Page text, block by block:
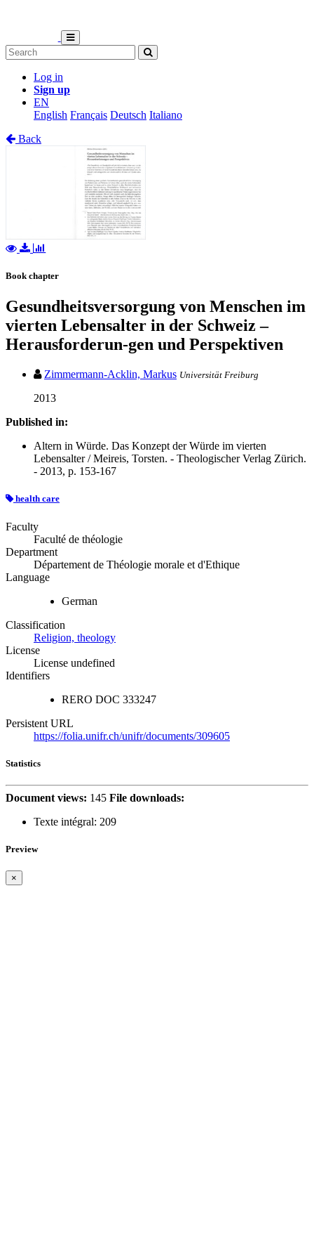
Log in
Sign up
EN
English Français Deutsch Italiano
Back
Book chapter
Gesundheitsversorgung von Menschen im
vierten Lebensalter in der Schweiz –
Herausforderun-gen und Perspektiven
Zimmermann-Acklin, Markus Universität Freiburg
2013
Published in:
Altern in Würde. Das Konzept der Würde im vierten
Lebensalter / Meireis, Torsten. - Theologischer Verlag Zürich.
- 2013, p. 153-167
health care
Faculty
Faculté de théologie
Department
Département de Théologie morale et d'Ethique
Language
German
Classification
Religion, theology
License
License undefined
Identifiers
RERO DOC 333247
Persistent URL
https://folia.unifr.ch/unifr/documents/309605
Statistics
Document views: 145 File downloads:
Texte intégral: 209
Preview
×